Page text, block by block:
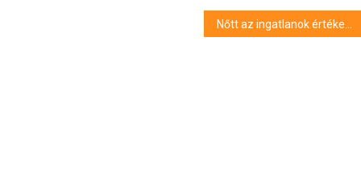
Nőtt az ingatlanok értékesítési ideje